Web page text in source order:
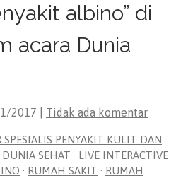
albino” di
acara Dunia
2017 Tidak ada komentar
SPESIALIS PENYAKIT KULIT DAN
DUNIA SEHAT · LIVE INTERACTIVE
· RUMAH SAKIT · RUMAH